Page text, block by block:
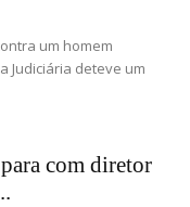
um homem
Judiciária deteve um
com diretor